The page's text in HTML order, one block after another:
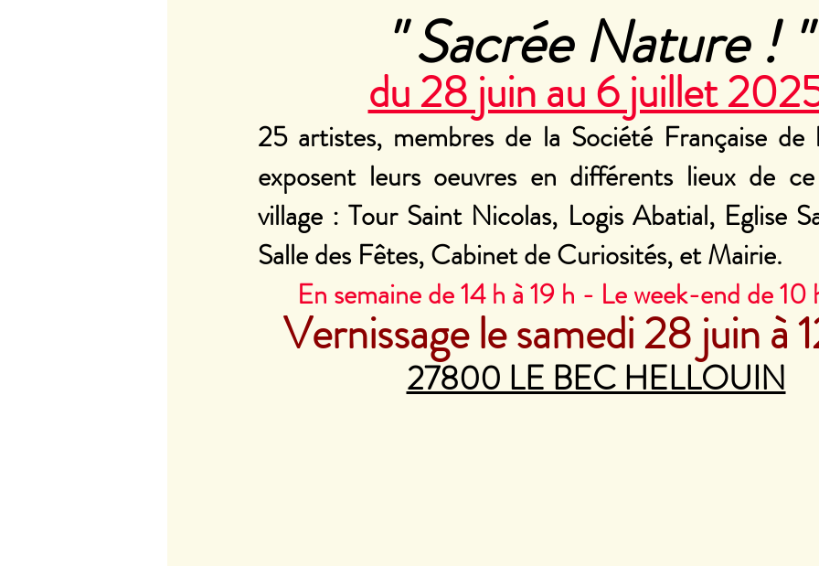
" Sacrée Nature ! "
du 28 juin au 6 juillet
25 artistes, membres de la Société Française de
exposent leurs oeuvres en différents lieux de
village : Tour Saint Nicolas, Logis Abatial, Eglise
Salle des Fêtes, Cabinet de Curiosités, et Mairie.
En semaine de 14 h à 19 h - Le week-end de 10
Vernissage le samedi 28 juin à
27800 LE BEC HELLOUIN